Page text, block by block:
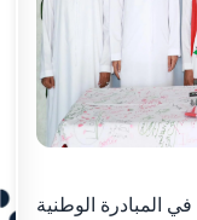
المبادرة الوطنية